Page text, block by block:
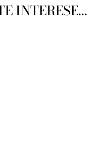
INTERESE...